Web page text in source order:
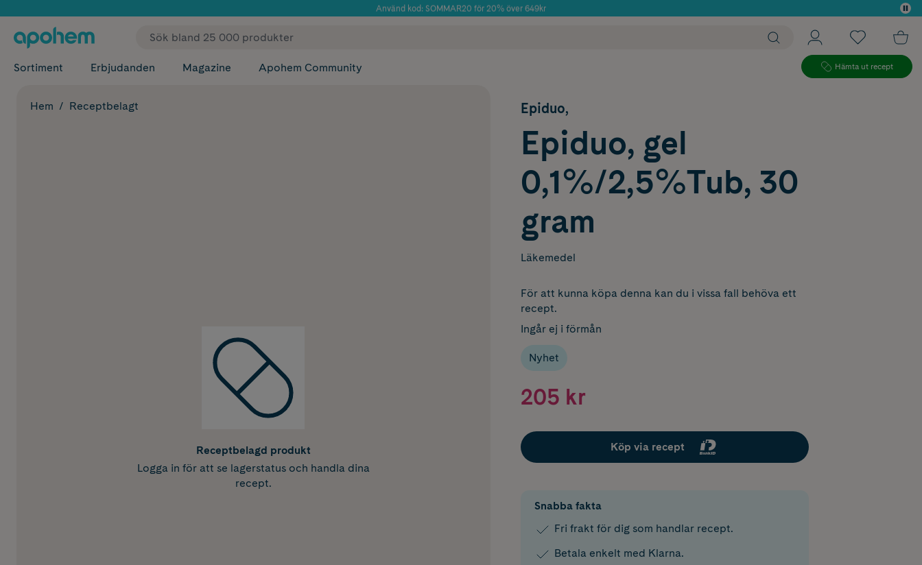
Använd kod: SOMMAR20 för 20% över 649kr
✓ Fri frakt
Sortiment Erbjudanden Magazine Apohem Community Hämta ut recept
Hem Receptbelagt
Receptbelagd produkt
Logga in för att se lagerstatus och handla dina
recept.
Epiduo,
Epiduo, gel
0,1%/2,5%Tub, 30
gram
Läkemedel
För att kunna köpa denna kan du i vissa fall behöva ett
recept.
Ingår ej i förmån
Nyhet
205 kr
Köp via recept
Snabba fakta
Fri frakt för dig som handlar recept.
Betala enkelt med Klarna.